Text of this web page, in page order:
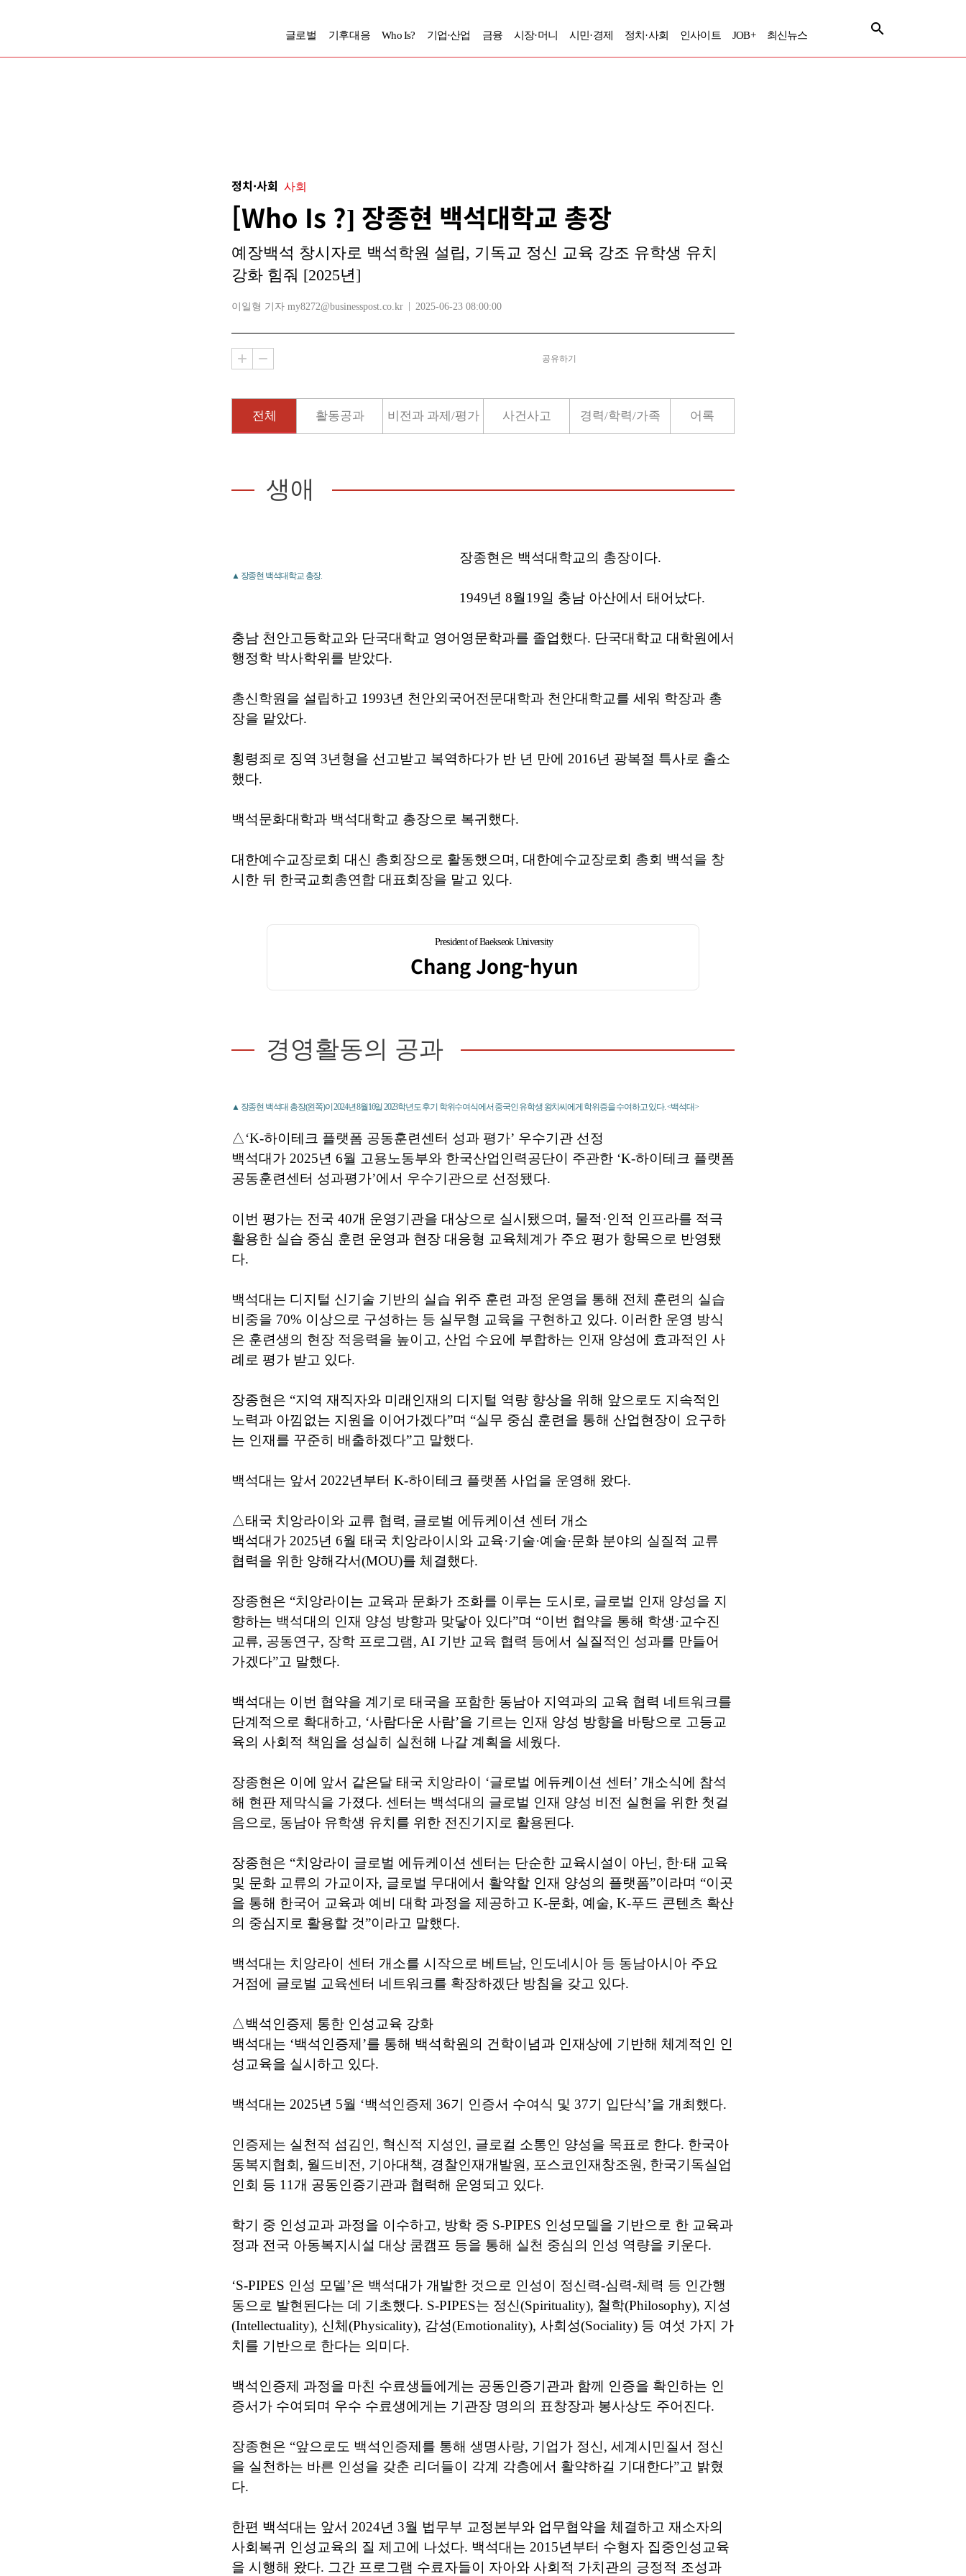
글로벌 기후대응 Who Is? 기업·산업 금융 시장·머니 시민·경제 정치·사회 인사이트 JOB+ 최신뉴스
정치·사회 사회
[Who Is ?] 장종현 백석대학교 총장
예장백석 창시자로 백석학원 설립, 기독교 정신 교육 강조 유학생 유치
강화 힘줘 [2025년]
이일형 기자 my8272@businesspost.co.kr 2025-06-23 08:00:00
공유하기
전체 활동공과 비전과 과제/평가 사건사고 경력/학력/가족 어록
생애
▲ 장종현 백석대학교 총장.
장종현은 백석대학교의 총장이다.
1949년 8월19일 충남 아산에서 태어났다.
충남 천안고등학교와 단국대학교 영어영문학과를 졸업했다. 단국대학교 대학원에서
행정학 박사학위를 받았다.
총신학원을 설립하고 1993년 천안외국어전문대학과 천안대학교를 세워 학장과 총
장을 맡았다.
횡령죄로 징역 3년형을 선고받고 복역하다가 반 년 만에 2016년 광복절 특사로 출소
했다.
백석문화대학과 백석대학교 총장으로 복귀했다.
대한예수교장로회 대신 총회장으로 활동했으며, 대한예수교장로회 총회 백석을 창
시한 뒤 한국교회총연합 대표회장을 맡고 있다.
President of Baekseok University
Chang Jong-hyun
경영활동의 공과
▲ 장종현 백석대 총장(왼쪽)이 2024년 8월16일 2023학년도 후기 학위수여식에서 중국인 유학생 왕치씨에게 학위증을 수여하고 있다. <백석대>
△‘K-하이테크 플랫폼 공동훈련센터 성과 평가’ 우수기관 선정
백석대가 2025년 6월 고용노동부와 한국산업인력공단이 주관한 ‘K-하이테크 플랫폼
공동훈련센터 성과평가’에서 우수기관으로 선정됐다.
이번 평가는 전국 40개 운영기관을 대상으로 실시됐으며, 물적·인적 인프라를 적극
활용한 실습 중심 훈련 운영과 현장 대응형 교육체계가 주요 평가 항목으로 반영됐
다.
백석대는 디지털 신기술 기반의 실습 위주 훈련 과정 운영을 통해 전체 훈련의 실습
비중을 70% 이상으로 구성하는 등 실무형 교육을 구현하고 있다. 이러한 운영 방식
은 훈련생의 현장 적응력을 높이고, 산업 수요에 부합하는 인재 양성에 효과적인 사
례로 평가 받고 있다.
장종현은 “지역 재직자와 미래인재의 디지털 역량 향상을 위해 앞으로도 지속적인
노력과 아낌없는 지원을 이어가겠다”며 “실무 중심 훈련을 통해 산업현장이 요구하
는 인재를 꾸준히 배출하겠다”고 말했다.
백석대는 앞서 2022년부터 K-하이테크 플랫폼 사업을 운영해 왔다.
△태국 치앙라이와 교류 협력, 글로벌 에듀케이션 센터 개소
백석대가 2025년 6월 태국 치앙라이시와 교육·기술·예술·문화 분야의 실질적 교류
협력을 위한 양해각서(MOU)를 체결했다.
장종현은 “치앙라이는 교육과 문화가 조화를 이루는 도시로, 글로벌 인재 양성을 지
향하는 백석대의 인재 양성 방향과 맞닿아 있다”며 “이번 협약을 통해 학생·교수진
교류, 공동연구, 장학 프로그램, AI 기반 교육 협력 등에서 실질적인 성과를 만들어
가겠다”고 말했다.
백석대는 이번 협약을 계기로 태국을 포함한 동남아 지역과의 교육 협력 네트워크를
단계적으로 확대하고, ‘사람다운 사람’을 기르는 인재 양성 방향을 바탕으로 고등교
육의 사회적 책임을 성실히 실천해 나갈 계획을 세웠다.
장종현은 이에 앞서 같은달 태국 치앙라이 ‘글로벌 에듀케이션 센터’ 개소식에 참석
해 현판 제막식을 가졌다. 센터는 백석대의 글로벌 인재 양성 비전 실현을 위한 첫걸
음으로, 동남아 유학생 유치를 위한 전진기지로 활용된다.
장종현은 “치앙라이 글로벌 에듀케이션 센터는 단순한 교육시설이 아닌, 한·태 교육
및 문화 교류의 가교이자, 글로벌 무대에서 활약할 인재 양성의 플랫폼”이라며 “이곳
을 통해 한국어 교육과 예비 대학 과정을 제공하고 K-문화, 예술, K-푸드 콘텐츠 확산
의 중심지로 활용할 것”이라고 말했다.
백석대는 치앙라이 센터 개소를 시작으로 베트남, 인도네시아 등 동남아시아 주요
거점에 글로벌 교육센터 네트워크를 확장하겠단 방침을 갖고 있다.
△백석인증제 통한 인성교육 강화
백석대는 ‘백석인증제’를 통해 백석학원의 건학이념과 인재상에 기반해 체계적인 인
성교육을 실시하고 있다.
백석대는 2025년 5월 ‘백석인증제 36기 인증서 수여식 및 37기 입단식’을 개최했다.
인증제는 실천적 섬김인, 혁신적 지성인, 글로컬 소통인 양성을 목표로 한다. 한국아
동복지협회, 월드비전, 기아대책, 경찰인재개발원, 포스코인재창조원, 한국기독실업
인회 등 11개 공동인증기관과 협력해 운영되고 있다.
학기 중 인성교과 과정을 이수하고, 방학 중 S-PIPES 인성모델을 기반으로 한 교육과
정과 전국 아동복지시설 대상 쿰캠프 등을 통해 실천 중심의 인성 역량을 키운다.
‘S-PIPES 인성 모델’은 백석대가 개발한 것으로 인성이 정신력-심력-체력 등 인간행
동으로 발현된다는 데 기초했다. S-PIPES는 정신(Spirituality), 철학(Philosophy), 지성
(Intellectuality), 신체(Physicality), 감성(Emotionality), 사회성(Sociality) 등 여섯 가지 가
치를 기반으로 한다는 의미다.
백석인증제 과정을 마친 수료생들에게는 공동인증기관과 함께 인증을 확인하는 인
증서가 수여되며 우수 수료생에게는 기관장 명의의 표창장과 봉사상도 주어진다.
장종현은 “앞으로도 백석인증제를 통해 생명사랑, 기업가 정신, 세계시민질서 정신
을 실천하는 바른 인성을 갖춘 리더들이 각계 각층에서 활약하길 기대한다”고 밝혔
다.
한편 백석대는 앞서 2024년 3월 법무부 교정본부와 업무협약을 체결하고 재소자의
사회복귀 인성교육의 질 제고에 나섰다. 백석대는 2015년부터 수형자 집중인성교육
을 시행해 왔다. 그간 프로그램 수료자들이 자아와 사회적 가치관의 긍정적 조성과